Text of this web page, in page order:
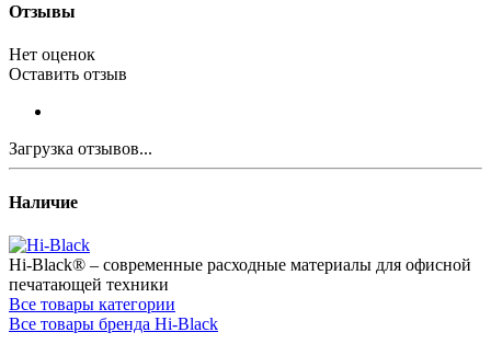
Отзывы
Нет оценок
Оставить отзыв
Загрузка отзывов...
Наличие
Hi-Black® – современные расходные материалы для офисной
печатающей техники
Все товары категории
Все товары бренда Hi-Black